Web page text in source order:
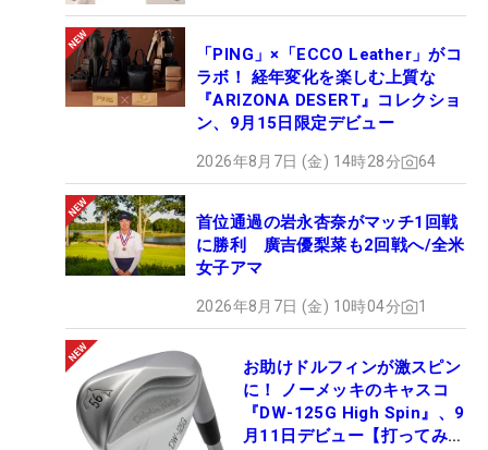
「PING」×「ECCO Leather」がコ
ラボ！ 経年変化を楽しむ上質な
『ARIZONA DESERT』コレクショ
ン、9月15日限定デビュー
2026年8月7日 (金) 14時28分 64
首位通過の岩永杏奈がマッチ1回戦
に勝利 廣吉優梨菜も2回戦へ/全米
女子アマ
2026年8月7日 (金) 10時04分 1
お助けドルフィンが激スピン
に！ ノーメッキのキャスコ
『DW-125G High Spin』、9
月11日デビュー【打ってみ